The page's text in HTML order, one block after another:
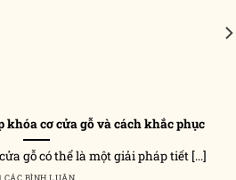
khóa cơ cửa gỗ và cách khắc phục
gỗ có thể là một giải pháp tiết [...]